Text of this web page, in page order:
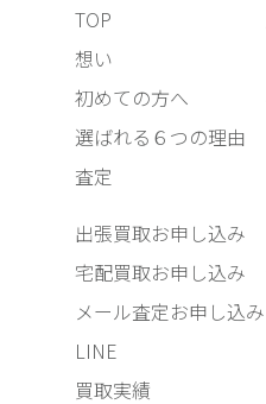
TOP
想い
初めての方へ
選ばれる６つの理由
査定
出張買取お申し込み
宅配買取お申し込み
メール査定お申し込み
LINE
買取実績